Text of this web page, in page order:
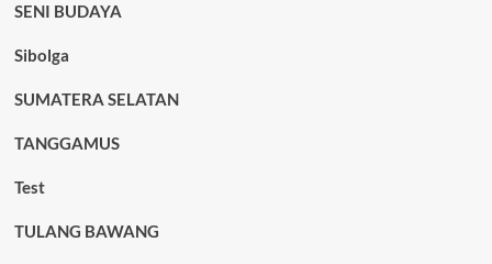
SENI BUDAYA
Sibolga
SUMATERA SELATAN
TANGGAMUS
Test
TULANG BAWANG